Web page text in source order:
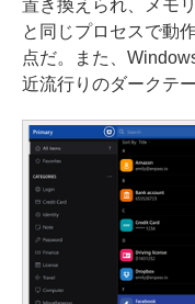
置き換えられ、メモ
と同じプロセスで動
点だ。また、
近流行りのダークテ